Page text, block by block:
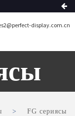
display.com.cn
FG сериясы